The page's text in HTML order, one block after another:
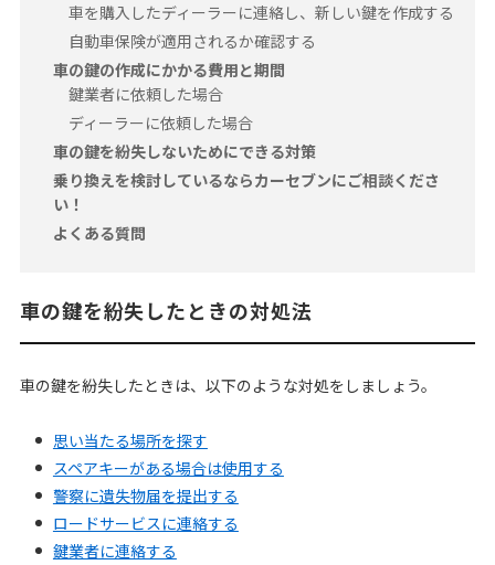
車を購入したディーラーに連絡し、新しい鍵を作成する
自動車保険が適用されるか確認する
車の鍵の作成にかかる費用と期間
鍵業者に依頼した場合
ディーラーに依頼した場合
車の鍵を紛失しないためにできる対策
乗り換えを検討しているならカーセブンにご相談くださ
い！
よくある質問
車の鍵を紛失したときの対処法
車の鍵を紛失したときは、以下のような対処をしましょう。
思い当たる場所を探す
スペアキーがある場合は使用する
警察に遺失物届を提出する
ロードサービスに連絡する
鍵業者に連絡する